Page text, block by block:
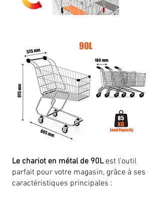
Le chariot en métal de 90Lest l'outil
parfait pour votre magasin, grâce à ses
caractéristiques principales :